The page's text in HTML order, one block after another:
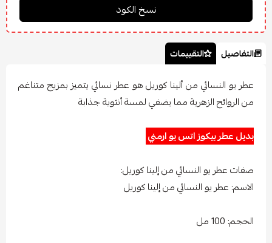
التفاصيل التقييمات
عطر يو النسائي من ألينا كوريل هو عطر نسائي يتميز بمزيج متناغم
من الروائح الزهرية مما يضفي لمسة أنثوية جذابة
بديل عطر بيكوز اتس يو ارمني
صفات عطر يو النسائي من إلينا كوريل:
الاسم: عطر يو النسائي من إلينا كوريل
الحجم: 100 مل